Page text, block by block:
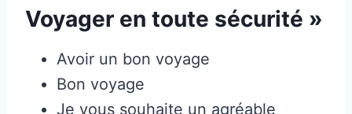
Voyager en toute sécurité »
Avoir un bon voyage
Bon voyage
Je vous souhaite un agréable